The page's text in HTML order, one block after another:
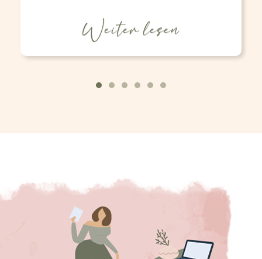
Weiter lesen